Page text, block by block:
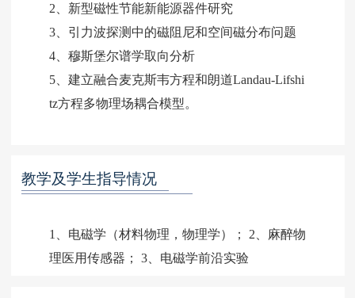
2、新型磁性节能新能源器件研究
3、引力波探测中的磁阻尼和空间磁分布问题
4、穆斯堡尔谱学取向分析
5、建立融合麦克斯韦方程和朗道Landau-Lifshi
tz方程多物理场耦合模型。
教学及学生指导情况
1、电磁学（材料物理，物理学）； 2、麻醉物